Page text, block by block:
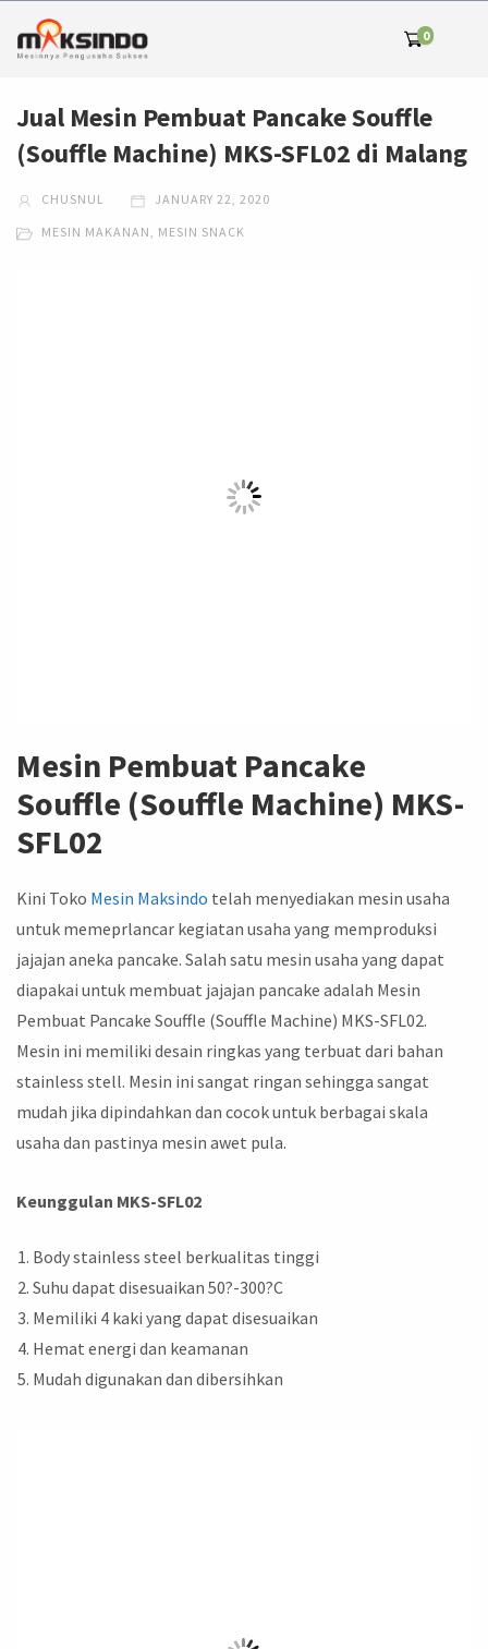
0
Jual Mesin Pembuat Pancake Souffle
(Souffle Machine) MKS-SFL02 di Malang
CHUSNUL JANUARY 22, 2020
MESIN MAKANAN, MESIN SNACK
Mesin Pembuat Pancake
Souffle (Souffle Machine) MKS-
SFL02
Kini Toko Mesin Maksindo telah menyediakan mesin usaha
untuk memeprlancar kegiatan usaha yang memproduksi
jajajan aneka pancake. Salah satu mesin usaha yang dapat
diapakai untuk membuat jajajan pancake adalah Mesin
Pembuat Pancake Souffle (Souffle Machine) MKS-SFL02.
Mesin ini memiliki desain ringkas yang terbuat dari bahan
stainless stell. Mesin ini sangat ringan sehingga sangat
mudah jika dipindahkan dan cocok untuk berbagai skala
usaha dan pastinya mesin awet pula.
Keunggulan MKS-SFL02
Body stainless steel berkualitas tinggi
Suhu dapat disesuaikan 50?-300?C
Memiliki 4 kaki yang dapat disesuaikan
Hemat energi dan keamanan
Mudah digunakan dan dibersihkan